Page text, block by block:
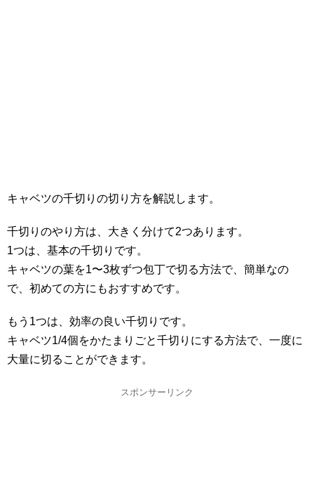
キャベツの千切りの切り方を解説します。
千切りのやり方は、大きく分けて2つあります。
1つは、基本の千切りです。
キャベツの葉を1〜3枚ずつ包丁で切る方法で、簡単なの
で、初めての方にもおすすめです。
もう1つは、効率の良い千切りです。
キャベツ1/4個をかたまりごと千切りにする方法で、一度に
大量に切ることができます。
スポンサーリンク